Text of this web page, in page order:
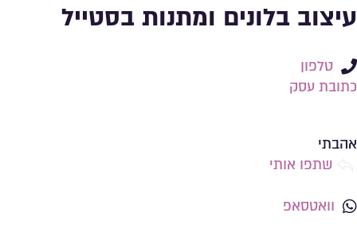
עיצוב בלונים ומתנות בסטייל
טלפון
כתובת עסק
שמירה ברשימת מועדפים
אהבתי
שתפו אותי
וואטסאפ